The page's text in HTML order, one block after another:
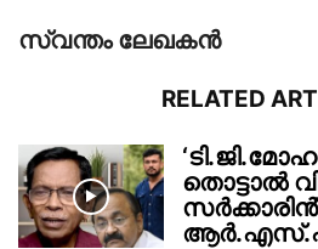
സ്വന്തം ലേഖകന്‍
RELATED
തൊട്ടാൽ